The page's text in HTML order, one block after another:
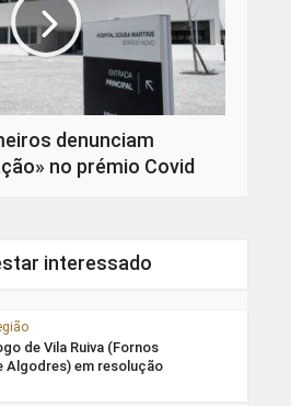
denunciam
no prémio Covid
interessado
de Vila Ruiva (Fornos
Algodres) em resolução